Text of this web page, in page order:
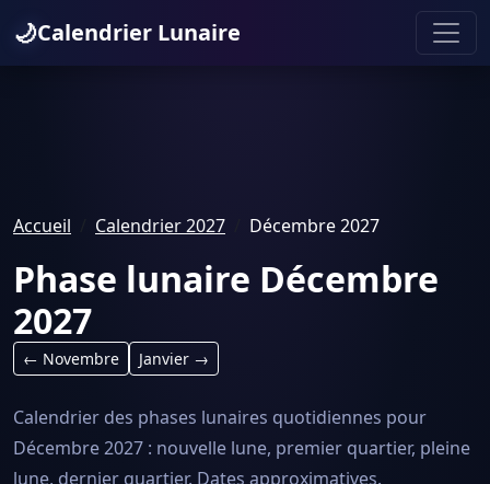
🌙Calendrier Lunaire
Accueil Calendrier 2027 Décembre 2027
Phase lunaire Décembre
2027
← Novembre Janvier →
Calendrier des phases lunaires quotidiennes pour
Décembre 2027 : nouvelle lune, premier quartier, pleine
lune, dernier quartier. Dates approximatives.